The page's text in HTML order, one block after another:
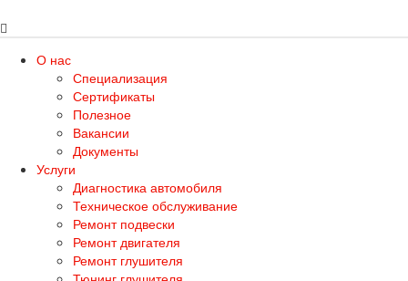
О нас
Специализация
Сертификаты
Полезное
Вакансии
Документы
Услуги
Диагностика автомобиля
Техническое обслуживание
Ремонт подвески
Ремонт двигателя
Ремонт глушителя